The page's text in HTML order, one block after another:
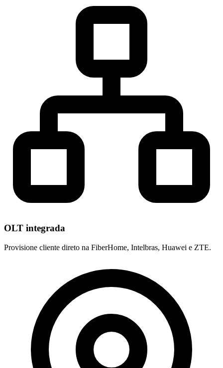
OLT integrada
Provisione cliente direto na FiberHome, Intelbras, Huawei e ZTE.